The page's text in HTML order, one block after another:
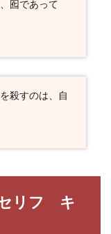
囮であって
殺すのは、自
セリフ キ